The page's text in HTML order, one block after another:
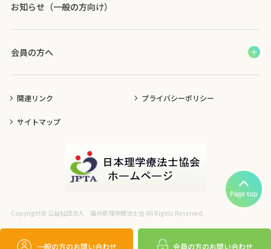
一般の方のお問い合わせ 会員の方のお問い合わせ
お知らせ（一般の方向け）
会員の方へ
関連リンク プライバシーポリシー
サイトマップ
Copyright© 公益社団法人 福井県理学療法士会 All Rights Reserved.